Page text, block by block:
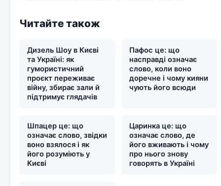
Читайте також
Дизель Шоу в Києві
та Україні: як
гумористичний
проєкт переживає
війну, збирає зали й
підтримує глядачів
Пафос це: що
насправді означає
слово, коли воно
доречне і чому кияни
чують його всюди
Шпацер це: що
означає слово, звідки
воно взялося і як
його розуміють у
Києві
Царинка це: що
означає слово, де
його вживають і чому
про нього знову
говорять в Україні